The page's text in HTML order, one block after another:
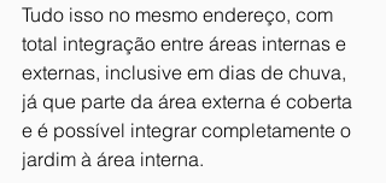
Tudo isso no mesmo endereço, com
total integração entre áreas internas e
externas, inclusive em dias de chuva,
já que parte da área externa é coberta
e é possível integrar completamente o
jardim à área interna.